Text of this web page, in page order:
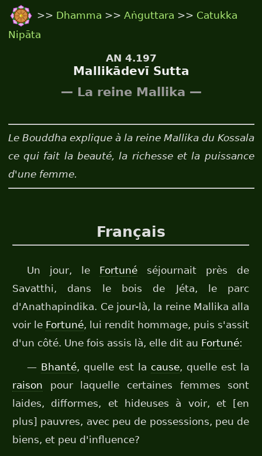
>> Dhamma >> Aṅguttara >> Catukka
Nipāta
AN 4.197
Mallikādevī Sutta
— La reine Mallika —
Le Bouddha explique à la reine Mallika du Kossala
ce qui fait la beauté, la richesse et la puissance
d'une femme.
Français
Un jour, le Fortuné séjournait près de
Savatthi, dans le bois de Jéta, le parc
d'Anathapindika. Ce jour-là, la reine Mallika alla
voir le Fortuné, lui rendit hommage, puis s'assit
d'un côté. Une fois assis là, elle dit au Fortuné:
— Bhanté, quelle est la cause, quelle est la
raison pour laquelle certaines femmes sont
laides, difformes, et hideuses à voir, et [en
plus] pauvres, avec peu de possessions, peu de
biens, et peu d'influence?